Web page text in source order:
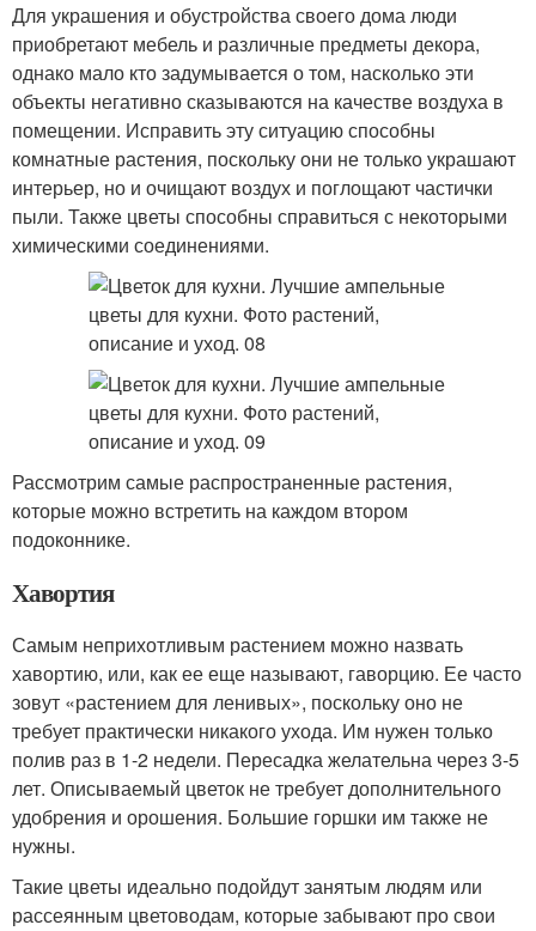
Для украшения и обустройства своего дома люди
приобретают мебель и различные предметы декора,
однако мало кто задумывается о том, насколько эти
объекты негативно сказываются на качестве воздуха в
помещении. Исправить эту ситуацию способны
комнатные растения, поскольку они не только украшают
интерьер, но и очищают воздух и поглощают частички
пыли. Также цветы способны справиться с некоторыми
химическими соединениями.
Рассмотрим самые распространенные растения,
которые можно встретить на каждом втором
подоконнике.
Хавортия
Самым неприхотливым растением можно назвать
хавортию, или, как ее еще называют, гаворцию. Ее часто
зовут «растением для ленивых», поскольку оно не
требует практически никакого ухода. Им нужен только
полив раз в 1-2 недели. Пересадка желательна через 3-5
лет. Описываемый цветок не требует дополнительного
удобрения и орошения. Большие горшки им также не
нужны.
Такие цветы идеально подойдут занятым людям или
рассеянным цветоводам, которые забывают про свои